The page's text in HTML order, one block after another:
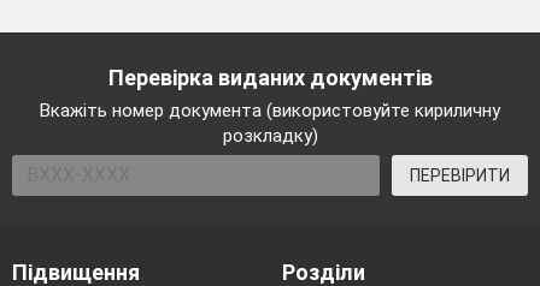
Перевірка виданих документів
Вкажіть номер документа (використовуйте кириличну
розкладку)
ПЕРЕВІРИТИ
Підвищення
Розділи